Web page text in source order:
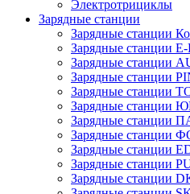
Электротрициклы
Зарядные станции
Зарядные станции
Зарядные станции
Зарядные станции
Зарядные станции
Зарядные станции
Зарядные станции
Зарядные станции
Зарядные станции
Зарядные станции
Зарядные станции
Зарядные станции